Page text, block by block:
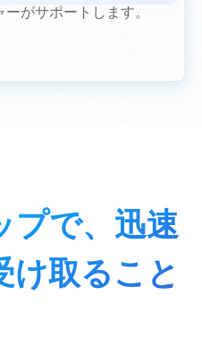
がサポートします。
プで、迅速
け取ること